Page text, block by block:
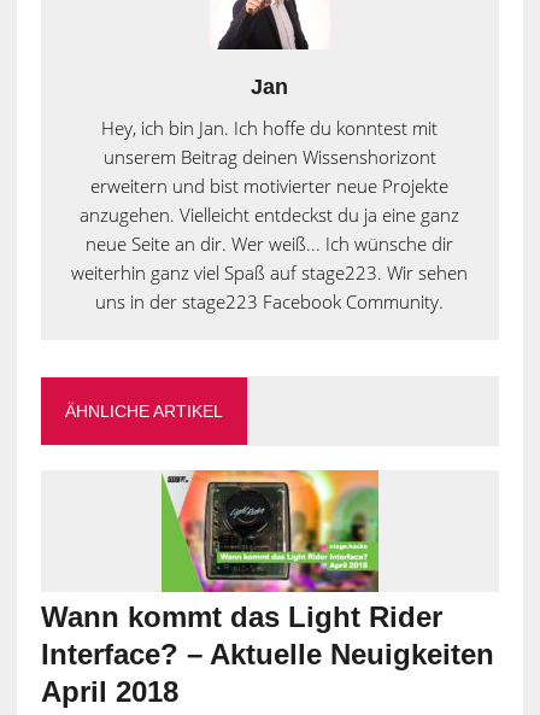
Jan
Hey, ich bin Jan. Ich hoffe du konntest mit
unserem Beitrag deinen Wissenshorizont
erweitern und bist motivierter neue Projekte
anzugehen. Vielleicht entdeckst du ja eine ganz
neue Seite an dir. Wer weiß... Ich wünsche dir
weiterhin ganz viel Spaß auf stage223. Wir sehen
uns in der stage223 Facebook Community.
ÄHNLICHE ARTIKEL
Wann kommt das Light Rider
Interface? – Aktuelle Neuigkeiten
April 2018